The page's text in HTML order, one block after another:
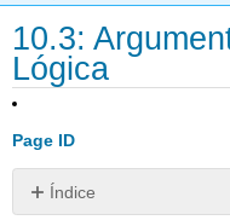
10.3:
Lógica
Page ID
Índice